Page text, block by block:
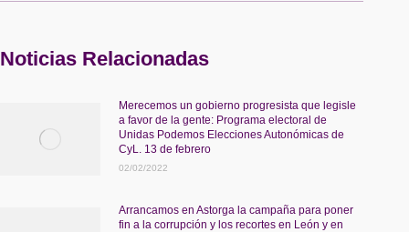
Noticias Relacionadas
Merecemos un gobierno progresista que legisle
a favor de la gente: Programa electoral de
Unidas Podemos Elecciones Autonómicas de
CyL. 13 de febrero
02/02/2022
Arrancamos en Astorga la campaña para poner
fin a la corrupción y los recortes en León y en